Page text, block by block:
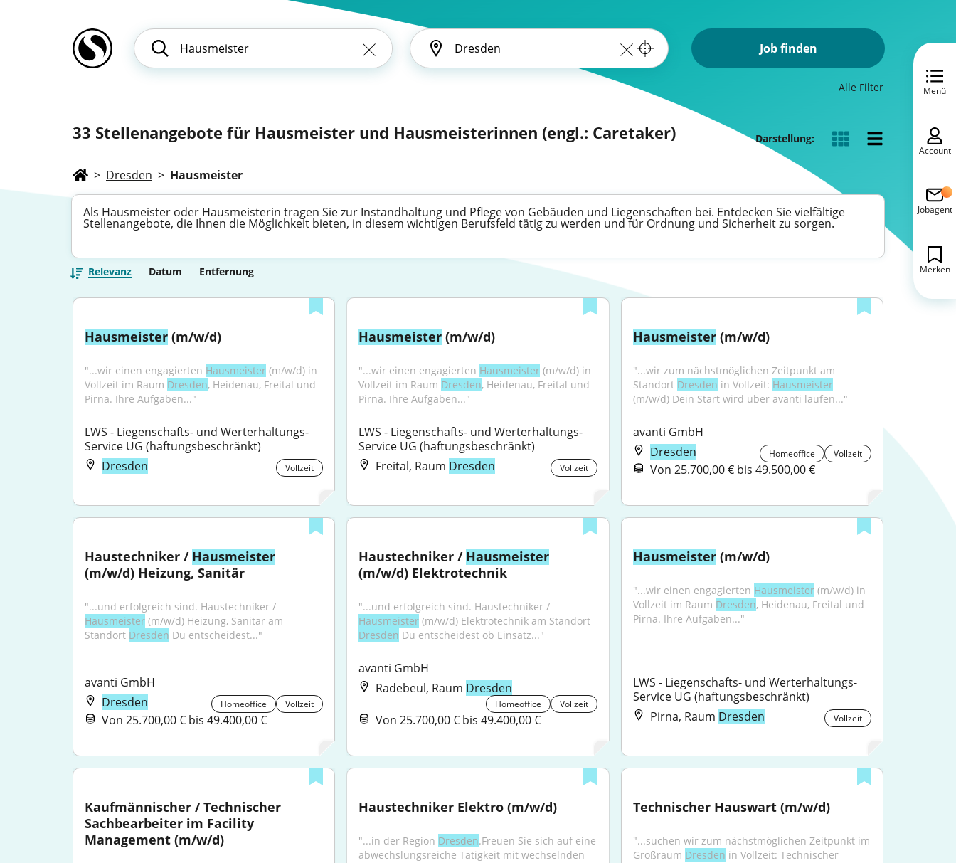
Job finden
Alle Filter
33 Stellenangebote für Hausmeister und Hausmeisterinnen (engl.: Caretaker) Darstellung:
> Dresden > Hausmeister
Als Hausmeister oder Hausmeisterin tragen Sie zur Instandhaltung und Pflege von Gebäuden und Liegenschaften bei. Entdecken Sie vielfältige
Stellenangebote, die Ihnen die Möglichkeit bieten, in diesem wichtigen Berufsfeld tätig zu werden und für Ordnung und Sicherheit zu sorgen.
Relevanz Datum Entfernung
Hausmeister (m/w/d)
"...wir einen engagierten Hausmeister (m/w/d) in
Vollzeit im Raum Dresden, Heidenau, Freital und
Pirna. Ihre Aufgaben..."
LWS - Liegenschafts- und Werterhaltungs-
Service UG (haftungsbeschränkt)
Dresden
Vollzeit
Hausmeister (m/w/d)
"...wir einen engagierten Hausmeister (m/w/d) in
Vollzeit im Raum Dresden, Heidenau, Freital und
Pirna. Ihre Aufgaben..."
LWS - Liegenschafts- und Werterhaltungs-
Service UG (haftungsbeschränkt)
Freital, Raum Dresden Vollzeit
Hausmeister (m/w/d)
"...wir zum nächstmöglichen Zeitpunkt am
Standort Dresden in Vollzeit: Hausmeister
(m/w/d) Dein Start wird über avanti laufen..."
avanti GmbH
Dresden
Homeoffice Vollzeit
Von 25.700,00 € bis 49.500,00 €
Haustechniker / Hausmeister
(m/w/d) Heizung, Sanitär
Hausmeister (m/w/d) Heizung, Sanitär am
Standort Dresden Du entscheidest..."
avanti GmbH
Dresden
Homeoffice Vollzeit
Von 25.700,00 € bis 49.400,00 €
Haustechniker / Hausmeister
(m/w/d) Elektrotechnik
Hausmeister
Dresden Du entscheidest ob Einsatz..."
avanti GmbH
Radebeul, Raum Dresden
Homeoffice Vollzeit
Von 25.700,00 € bis 49.400,00 €
Hausmeister (m/w/d)
"...wir einen engagierten Hausmeister (m/w/d) in
Vollzeit im Raum Dresden, Heidenau, Freital und
Pirna. Ihre Aufgaben..."
LWS - Liegenschafts- und Werterhaltungs-
Service UG (haftungsbeschränkt)
Pirna, Raum Dresden Vollzeit
Kaufmännischer / Technischer
Sachbearbeiter im Facility
Management (m/w/d)
Haustechniker Elektro (m/w/d)
"...in der Region Dresden.Freuen Sie sich auf eine
abwechslungsreiche Tätigkeit mit wechselnden
Technischer Hauswart (m/w/d)
"...suchen wir zum nächstmöglichen Zeitpunkt im
Großraum Dresden in Vollzeit: Technischer
Menü
Account
Jobagent
Merken